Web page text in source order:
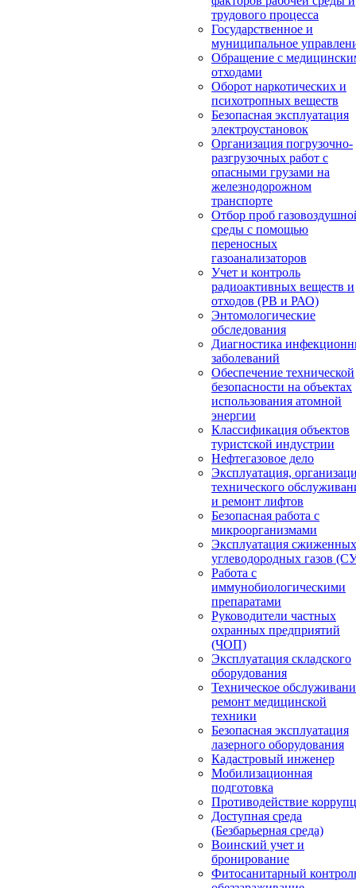
трудового процесса
Государственное и
муниципальное
Обращение с
отходами
Оборот наркотических и
психотропных веществ
Безопасная эксплуатация
электроустановок
Организация погрузочно-
разгрузочных работ с
опасными грузами на
железнодорожном
транспорте
Отбор проб
среды с помощью
переносных
газоанализаторов
Учет и контроль
радиоактивных веществ и
отходов (РВ и РАО)
Энтомологические
обследования
Диагностика
заболеваний
Обеспечение технической
безопасности на объектах
использования атомной
энергии
Классификация объектов
туристской индустрии
Нефтегазовое дело
Эксплуатация,
технического
и ремонт лифтов
Безопасная работа с
микроорганизмами
Эксплуатация сжиженных
углеводородных газов
Работа с
иммунобиологическими
препаратами
Руководители частных
охранных предприятий
(ЧОП)
Эксплуатация складского
оборудования
Техническое
ремонт медицинской
техники
Безопасная эксплуатация
лазерного оборудования
Кадастровый инженер
Мобилизационная
подготовка
Противодействие
Доступная среда
(Безбарьерная среда)
Воинский учет и
бронирование
Фитосанитарный